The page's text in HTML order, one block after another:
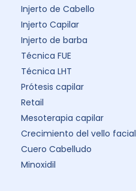
Injerto de Cabello
Injerto Capilar
Injerto de barba
Técnica FUE
Técnica LHT
Prótesis capilar
Retail
Mesoterapia capilar
Crecimiento del vello facial
Cuero Cabelludo
Minoxidil